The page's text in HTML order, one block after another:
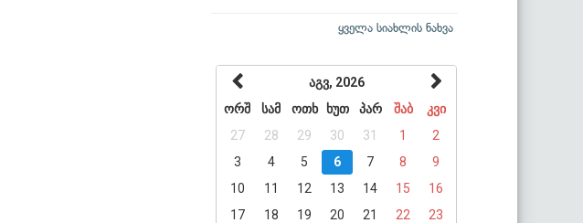
ყველა სიახლის ნახვა
აგვ, 2026
ორშ
სამ ოთხ ხუთ პარ შაბ
კვი
27
28 29 30 31 1
2
3
4 5 6 7 8
9
10
11 12 13 14 15
16
17
18 19 20 21 22
23